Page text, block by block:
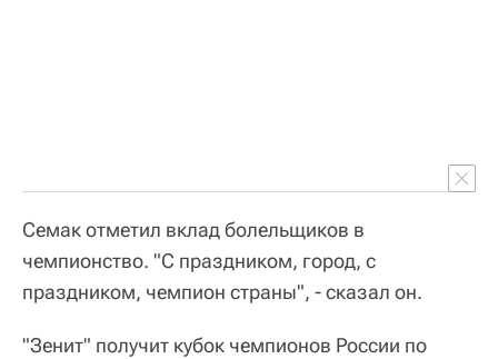
Семак отметил вклад болельщиков в
чемпионство. "С праздником, город, с
праздником, чемпион страны", - сказал он.
"Зенит" получит кубок чемпионов России по